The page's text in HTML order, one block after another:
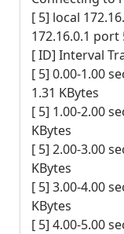
[ 5] local
172.16.0.1 port
[ ID] Interval
[ 5] 0.00-1.00
1.31 KBytes
[ 5] 1.00-2.00
KBytes
[ 5] 2.00-3.00
KBytes
[ 5] 3.00-4.00
KBytes
[ 5] 4.00-5.00